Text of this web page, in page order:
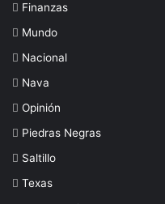
Finanzas
Mundo
Nacional
Nava
Opinión
Piedras Negras
Saltillo
Texas